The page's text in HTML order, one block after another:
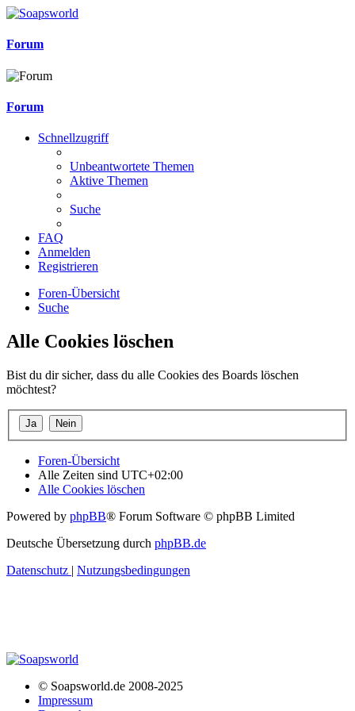
Forum
Forum
Schnellzugriff
Unbeantwortete Themen
Aktive Themen
Suche
FAQ
Anmelden
Registrieren
Foren-Übersicht
Suche
Alle Cookies löschen
Bist du dir sicher, dass du alle Cookies des Boards löschen
möchtest?
Foren-Übersicht
Alle Zeiten sind UTC+02:00
Alle Cookies löschen
Powered by phpBB® Forum Software © phpBB Limited
Deutsche Übersetzung durch phpBB.de
Datenschutz
Nutzungsbedingungen
© Soapsworld.de 2008-2025
Impressum